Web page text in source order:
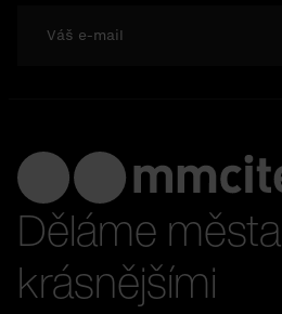
Děláme města
krásnějšími